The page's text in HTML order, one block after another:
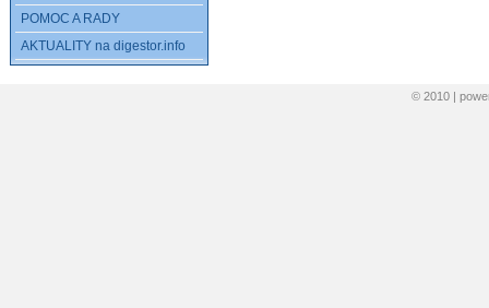
POMOC A RADY
AKTUALITY na digestor.info
© 2010 |